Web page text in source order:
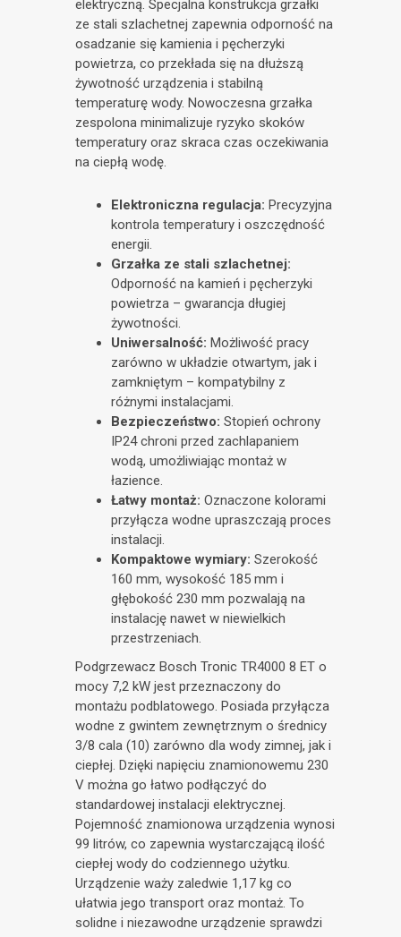
elektryczną. Specjalna konstrukcja grzałki
ze stali szlachetnej zapewnia odporność na
osadzanie się kamienia i pęcherzyki
powietrza, co przekłada się na dłuższą
żywotność urządzenia i stabilną
temperaturę wody. Nowoczesna grzałka
zespolona minimalizuje ryzyko skoków
temperatury oraz skraca czas oczekiwania
na ciepłą wodę.
Elektroniczna regulacja: Precyzyjna
kontrola temperatury i oszczędność
energii.
Grzałka ze stali szlachetnej:
Odporność na kamień i pęcherzyki
powietrza – gwarancja długiej
żywotności.
Uniwersalność: Możliwość pracy
zarówno w układzie otwartym, jak i
zamkniętym – kompatybilny z
różnymi instalacjami.
Bezpieczeństwo: Stopień ochrony
IP24 chroni przed zachlapaniem
wodą, umożliwiając montaż w
łazience.
Łatwy montaż: Oznaczone kolorami
przyłącza wodne upraszczają proces
instalacji.
Kompaktowe wymiary: Szerokość
160 mm, wysokość 185 mm i
głębokość 230 mm pozwalają na
instalację nawet w niewielkich
przestrzeniach.
Podgrzewacz Bosch Tronic TR4000 8 ET o
mocy 7,2 kW jest przeznaczony do
montażu podblatowego. Posiada przyłącza
wodne z gwintem zewnętrznym o średnicy
3/8 cala (10) zarówno dla wody zimnej, jak i
ciepłej. Dzięki napięciu znamionowemu 230
V można go łatwo podłączyć do
standardowej instalacji elektrycznej.
Pojemność znamionowa urządzenia wynosi
99 litrów, co zapewnia wystarczającą ilość
ciepłej wody do codziennego użytku.
Urządzenie waży zaledwie 1,17 kg co
ułatwia jego transport oraz montaż. To
solidne i niezawodne urządzenie sprawdzi